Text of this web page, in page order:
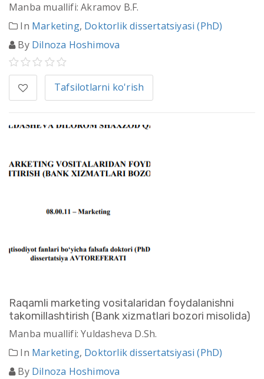
Manba muallifi: Akramov B.F.
In Marketing, Doktorlik dissertatsiyasi (PhD)
By Dilnoza Hoshimova
Tafsilotlarni ko'rish
Raqamli marketing vositalaridan foydalanishni
takomillashtirish (Bank xizmatlari bozori misolida)
Manba muallifi: Yuldasheva D.Sh.
In Marketing, Doktorlik dissertatsiyasi (PhD)
By Dilnoza Hoshimova